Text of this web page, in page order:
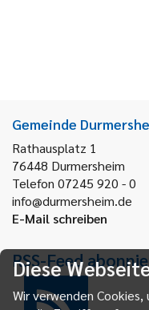
Gemeinde
Rathausplatz 1
76448 Durmersheim
Telefon 07245 920 - 0
info@durmersheim.de
E-Mail schreiben
RSS-Feed
Diese
Wir verwenden